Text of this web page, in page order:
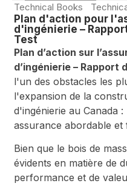
Technical Books
Plan d'action pour
d'ingénierie –
Test
Plan d’action sur
d’ingénierie – Rapport
l'un des obstacles les
l'expansion de la
d'ingénierie au Canada
assurance abordable et
Bien que le bois de
évidents en matière de
performance et de